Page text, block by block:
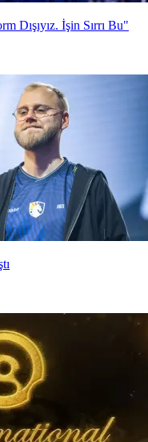
Dışıyız. İşin Sırrı Bu"